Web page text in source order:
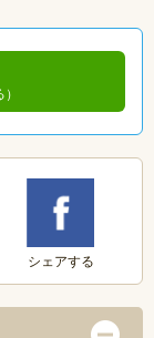
シェアする